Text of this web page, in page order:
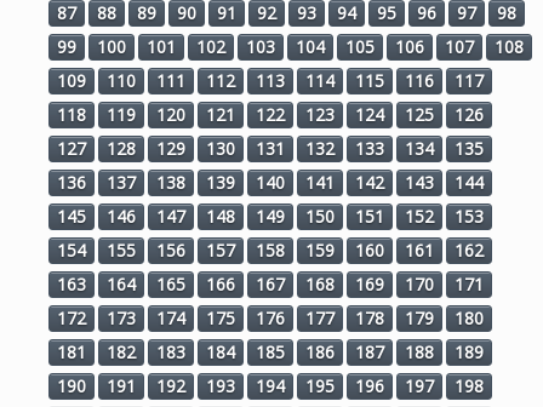
87
88 89 90 91 92 93 94 95 96 97
98
99
100 101 102 103 104 105 106 107
108
109
110 111 112 113 114 115 116
117
118
119 120 121 122 123 124 125
126
127
128 129 130 131 132 133 134
135
136
137 138 139 140 141 142 143
144
145
146 147 148 149 150 151 152
153
154
155 156 157 158 159 160 161
162
163
164 165 166 167 168 169 170
171
172
173 174 175 176 177 178 179
180
181
182 183 184 185 186 187 188
189
190
191 192 193 194 195 196 197
198